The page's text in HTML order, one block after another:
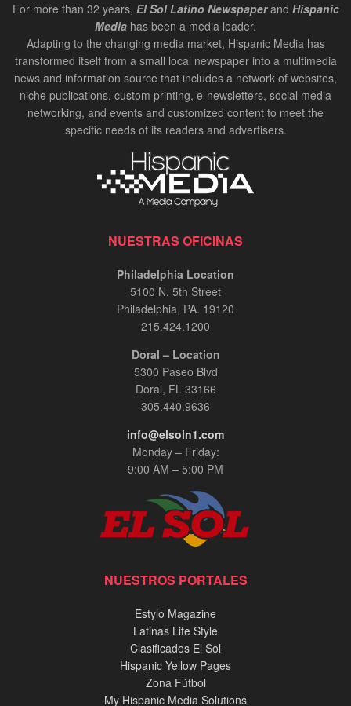
For more than 32 years, El Sol Latino Newspaperand Hispanic
Media has been a media leader.
Adapting to the changing media market, Hispanic Media has
transformed itself from a small local newspaper into a multimedia
news and information source that includes a network of websites,
niche publications, custom printing, e-newsletters, social media
networking, and events and customized content to meet the
specific needs of its readers and advertisers.
NUESTRAS OFICINAS
Philadelphia Location
5100 N. 5th Street
Philadelphia, PA. 19120
215.424.1200
Doral – Location
5300 Paseo Blvd
Doral, FL 33166
305.440.9636
info@elsoln1.com
Monday – Friday:
9:00 AM – 5:00 PM
NUESTROS PORTALES
Estylo Magazine
Latinas Life Style
Clasificados El Sol
Hispanic Yellow Pages
Zona Fútbol
My Hispanic Media Solutions